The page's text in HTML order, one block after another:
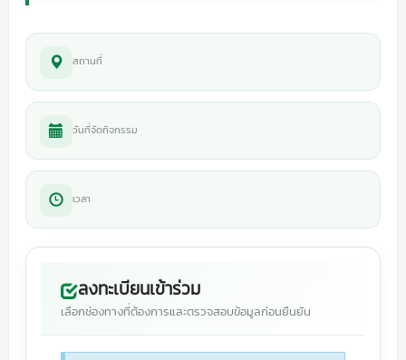
สถานที่
วันที่จัดกิจกรรม
เวลา
ลงทะเบียนเข้าร่วม
เลือกช่องทางที่ต้องการและตรวจสอบข้อมูลก่อนยืนยัน